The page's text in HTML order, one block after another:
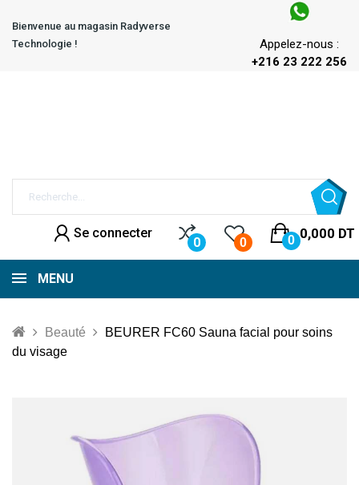
Bienvenue au magasin Radyverse
Technologie !
Appelez-nous :
+216 23 222 256
Se connecter
0 0
0,000 DT
0
MENU
Beauté
BEURER FC60 Sauna facial pour soins
du visage